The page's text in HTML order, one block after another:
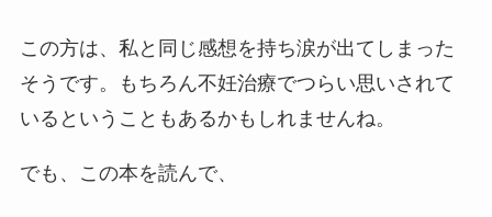
この方は、私と同じ感想を持ち涙が出てしまった
そうです。もちろん不妊治療でつらい思いされて
いるということもあるかもしれませんね。
でも、この本を読んで、